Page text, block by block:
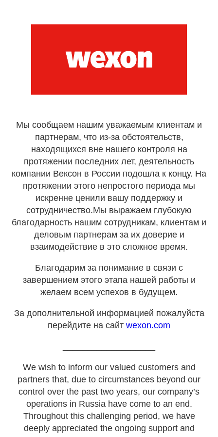
Мы сообщаем нашим уважаемым клиентам и
партнерам, что из-за обстоятельств,
находящихся вне нашего контроля на
протяжении последних лет, деятельность
компании Вексон в России подошла к концу. На
протяжении этого непростого периода мы
искренне ценили вашу поддержку и
сотрудничество.Мы выражаем глубокую
благодарность нашим сотрудникам, клиентам и
деловым партнерам за их доверие и
взаимодействие в это сложное время.
Благодарим за понимание в связи с
завершением этого этапа нашей работы и
желаем всем успехов в будущем.
За дополнительной информацией пожалуйста
перейдите на сайт wexon.com
We wish to inform our valued customers and
partners that, due to circumstances beyond our
control over the past two years, our company’s
operations in Russia have come to an end.
Throughout this challenging period, we have
deeply appreciated the ongoing support and